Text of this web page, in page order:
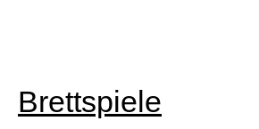
Brettspiele